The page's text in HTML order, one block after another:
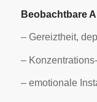
Beobachtbare
– Gereiztheit,
–
– emotionale